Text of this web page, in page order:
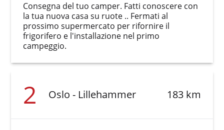
Consegna del tuo camper. Fatti conoscere con
la tua nuova casa su ruote .. Fermati al
prossimo supermercato per rifornire il
frigorifero e l'installazione nel primo
campeggio.
2 Oslo - Lillehammer 183 km